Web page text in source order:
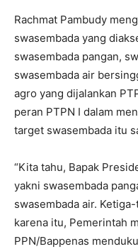
Rachmat Pambudy
swasembada yang
swasembada pangan,
swasembada air
agro yang dijalankan
peran PTPN I dalam
target swasembada itu
“Kita tahu, Bapak
yakni swasembada
swasembada air.
karena itu, Pemerintah
PPN/Bappenas